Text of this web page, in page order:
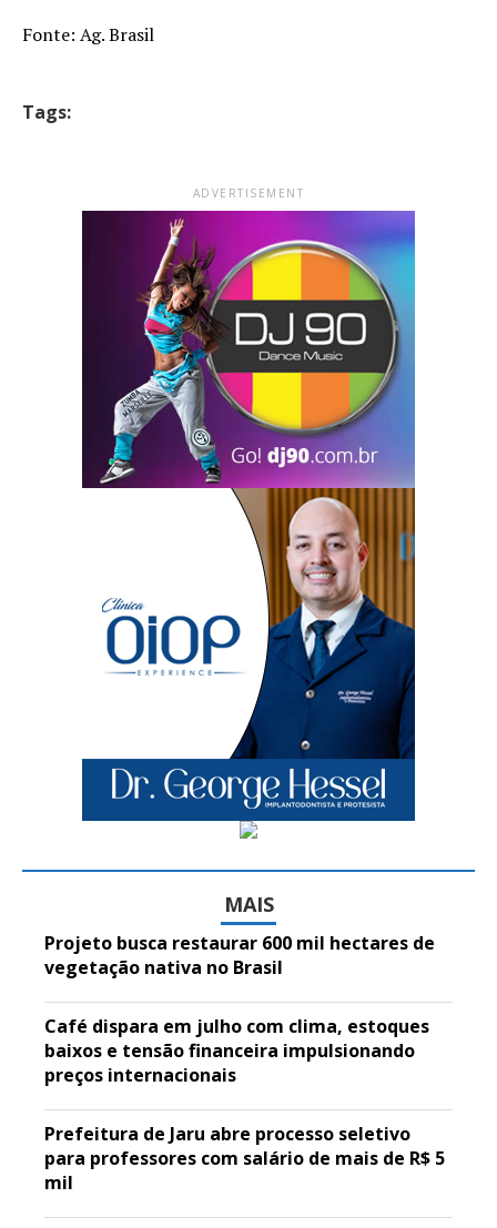
Fonte: Ag. Brasil
Tags:
ADVERTISEMENT
MAIS
Projeto busca restaurar 600 mil hectares de
vegetação nativa no Brasil
Café dispara em julho com clima, estoques
baixos e tensão financeira impulsionando
preços internacionais
Prefeitura de Jaru abre processo seletivo
para professores com salário de mais de R$ 5
mil